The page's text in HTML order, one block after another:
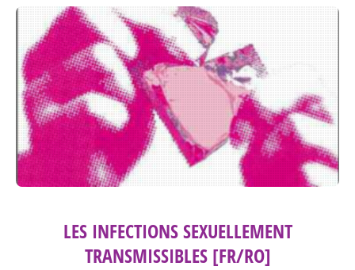
LES INFECTIONS SEXUELLEMENT
TRANSMISSIBLES [FR/RO]